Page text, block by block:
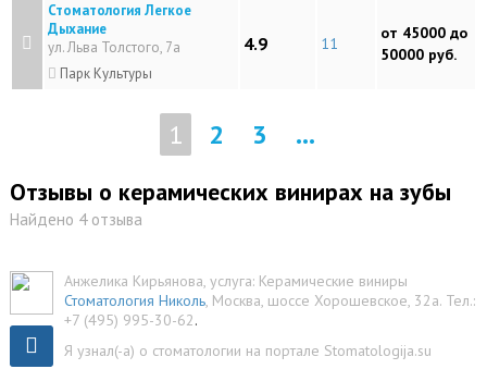
Стоматология Легкое
Дыхание
ул. Льва Толстого, 7а
Парк Культуры
4.9 11
от 45000 до
50000 руб.
1 2 3 ...
Отзывы о керамических винирах на зубы
Найдено 4 отзыва
Анжелика Кирьянова, услуга: Керамические виниры
Стоматология Николь, Москва, шоссе Хорошевское, 32а. Тел.:
+7 (495) 995-30-62.
Я узнал(-а) о стоматологии на портале Stomatologija.su